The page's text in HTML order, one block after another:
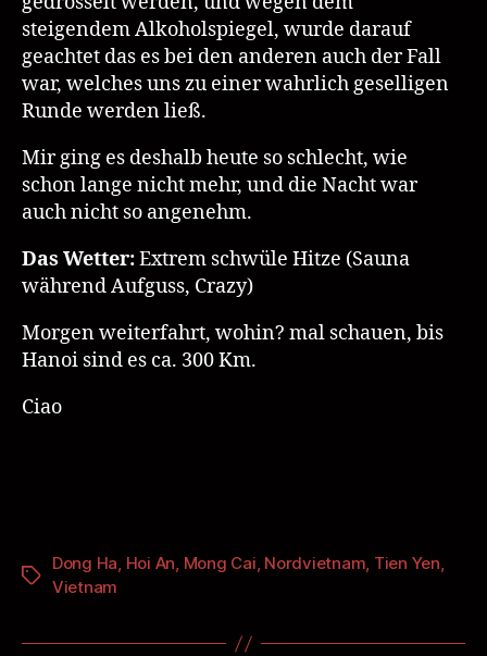
steigendem Alkoholspiegel, wurde darauf
geachtet das es bei den anderen auch der Fall
war, welches uns zu einer wahrlich geselligen
Runde werden ließ.
Mir ging es deshalb heute so schlecht, wie
schon lange nicht mehr, und die Nacht war
auch nicht so angenehm.
Das Wetter:Extrem schwüle Hitze (Sauna
während Aufguss, Crazy)
Morgen weiterfahrt, wohin? mal schauen, bis
Hanoi sind es ca. 300 Km.
Ciao
Schlagwörter
Dong Ha, Hoi An, Mong Cai, Nordvietnam, Tien Yen,
Vietnam